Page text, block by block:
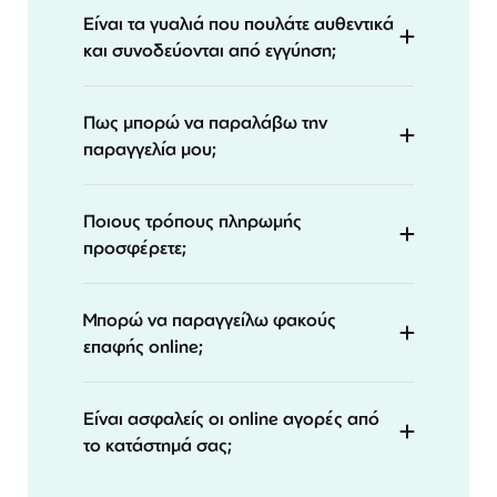
Είναι τα γυαλιά που πουλάτε αυθεντικά
και συνοδεύονται από εγγύηση;
Πως μπορώ να παραλάβω την
παραγγελία μου;
Ποιους τρόπους πληρωμής
προσφέρετε;
Μπορώ να παραγγείλω φακούς
επαφής online;
Είναι ασφαλείς οι online αγορές από
το κατάστημά σας;